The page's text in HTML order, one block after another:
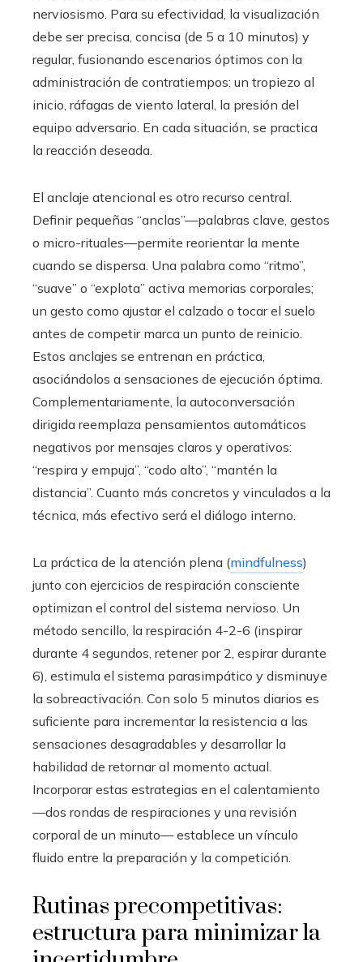
nerviosismo. Para su efectividad, la visualización
debe ser precisa, concisa (de 5 a 10 minutos) y
regular, fusionando escenarios óptimos con la
administración de contratiempos: un tropiezo al
inicio, ráfagas de viento lateral, la presión del
equipo adversario. En cada situación, se practica
la reacción deseada.
El anclaje atencional es otro recurso central.
Definir pequeñas “anclas”—palabras clave, gestos
o micro-rituales—permite reorientar la mente
cuando se dispersa. Una palabra como “ritmo”,
“suave” o “explota” activa memorias corporales;
un gesto como ajustar el calzado o tocar el suelo
antes de competir marca un punto de reinicio.
Estos anclajes se entrenan en práctica,
asociándolos a sensaciones de ejecución óptima.
Complementariamente, la autoconversación
dirigida reemplaza pensamientos automáticos
negativos por mensajes claros y operativos:
“respira y empuja”, “codo alto”, “mantén la
distancia”. Cuanto más concretos y vinculados a la
técnica, más efectivo será el diálogo interno.
La práctica de la atención plena (mindfulness)
junto con ejercicios de respiración consciente
optimizan el control del sistema nervioso. Un
método sencillo, la respiración 4-2-6 (inspirar
durante 4 segundos, retener por 2, espirar durante
6), estimula el sistema parasimpático y disminuye
la sobreactivación. Con solo 5 minutos diarios es
suficiente para incrementar la resistencia a las
sensaciones desagradables y desarrollar la
habilidad de retornar al momento actual.
Incorporar estas estrategias en el calentamiento
—dos rondas de respiraciones y una revisión
corporal de un minuto— establece un vínculo
fluido entre la preparación y la competición.
Rutinas precompetitivas:
estructura para minimizar la